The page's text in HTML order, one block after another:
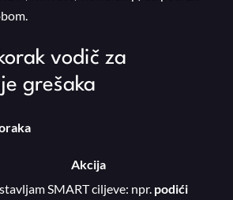
vodič za
grešaka
Akcija
SMART ciljeve: npr. podići